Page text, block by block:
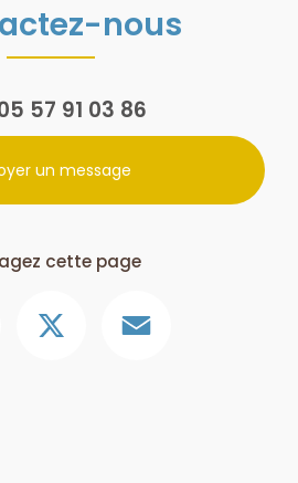
nous
57 91 03 86
un message
cette page